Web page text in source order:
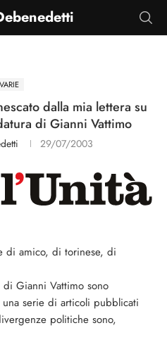
VARIE
dalla mia lettera su
di Gianni Vattimo
29/07/2003
di amico, di torinese, di
Gianni Vattimo sono
serie di articoli pubblicati
politiche sono,